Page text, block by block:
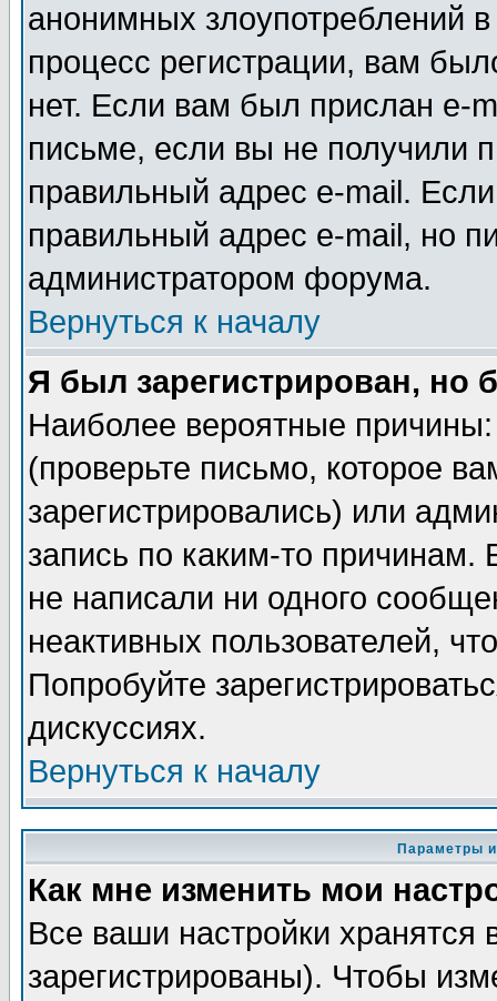
анонимных злоупотреблений
процесс регистрации, вам
нет. Если вам был прислан e-
письме, если вы не получили
правильный адрес e-mail.
правильный адрес e-mail, но
администратором форума.
Вернуться к началу
Я был зарегистрирован, но
Наиболее вероятные
(проверьте письмо, которое
зарегистрировались) или
запись по каким-то
не написали ни одного
неактивных пользователей,
Попробуйте
дискуссиях.
Вернуться к началу
Параметры
Как мне изменить мои
Все ваши настройки
зарегистрированы). Чтобы